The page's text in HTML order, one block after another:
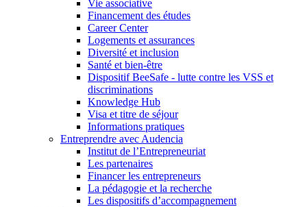
Vie associative
Financement des études
Career Center
Logements et assurances
Diversité et inclusion
Santé et bien-être
Dispositif BeeSafe - lutte contre les VSS et
discriminations
Knowledge Hub
Visa et titre de séjour
Informations pratiques
Entreprendre avec Audencia
Institut de l’Entrepreneuriat
Les partenaires
Financer les entrepreneurs
La pédagogie et la recherche
Les dispositifs d’accompagnement